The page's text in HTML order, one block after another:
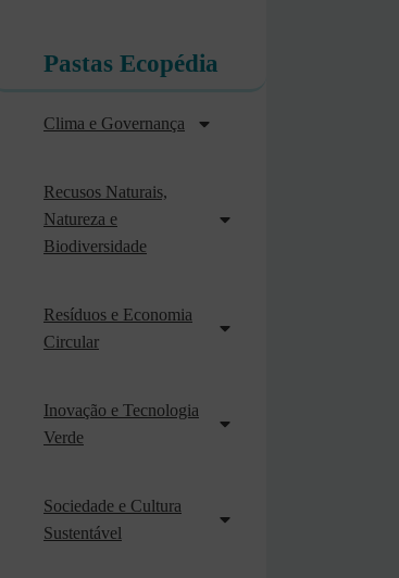
Pastas Ecopédia
Clima e Governança
Recusos Naturais,
Natureza e
Biodiversidade
Resíduos e Economia
Circular
Inovação e Tecnologia
Verde
Sociedade e Cultura
Sustentável